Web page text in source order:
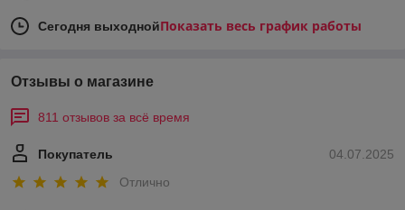
Сегодня выходнойПоказать весь график работы
Отзывы о магазине
811 отзывов за всё время
04.07.2025
Покупатель
Отлично